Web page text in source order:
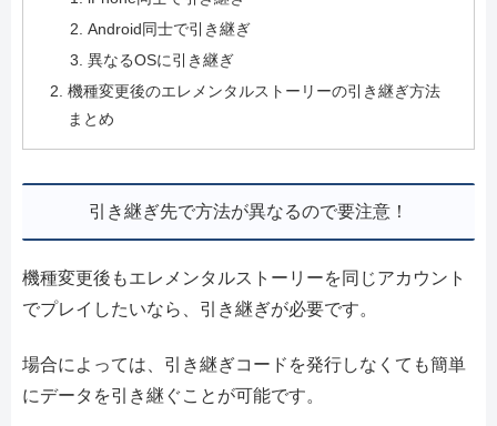
Android同士で引き継ぎ
異なるOSに引き継ぎ
機種変更後のエレメンタルストーリーの引き継ぎ方法
まとめ
引き継ぎ先で方法が異なるので要注意！
機種変更後もエレメンタルストーリーを同じアカウント
でプレイしたいなら、引き継ぎが必要です。
場合によっては、引き継ぎコードを発行しなくても簡単
にデータを引き継ぐことが可能です。